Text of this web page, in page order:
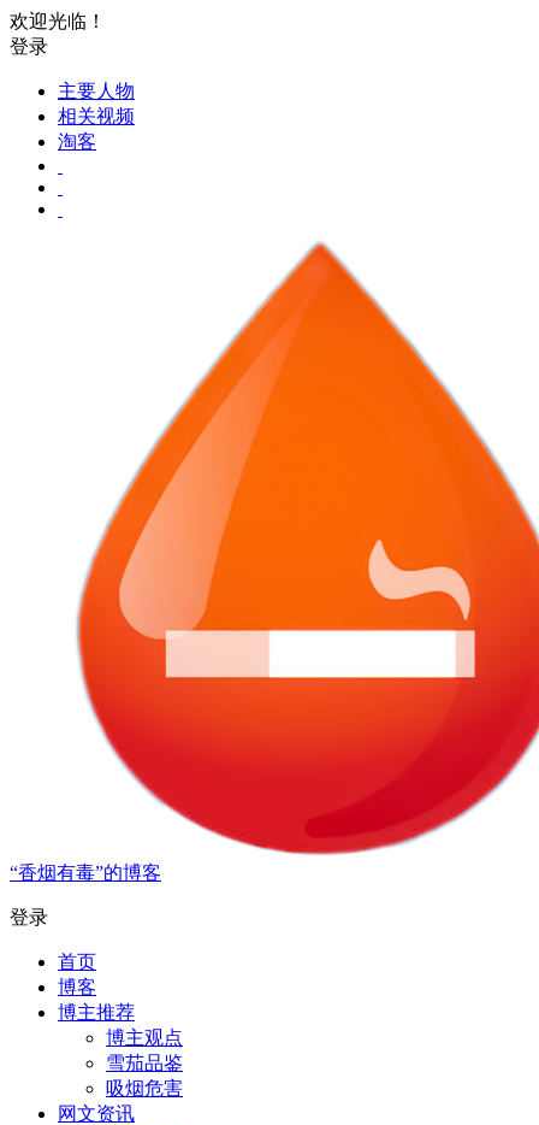
欢迎光临！
登录
主要人物
相关视频
淘客
“香烟有毒”的博客
登录
首页
博客
博主推荐
博主观点
雪茄品鉴
吸烟危害
网文资讯